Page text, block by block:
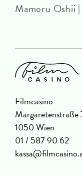
Mamoru Oshii
Filmcasino
Margaretenstraße
1050 Wien
01 / 587 90 62